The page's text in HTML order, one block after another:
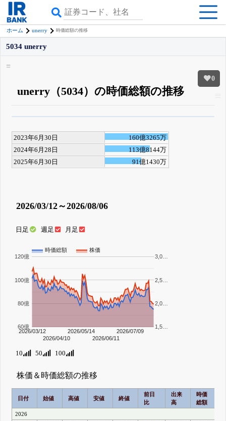
ホーム unerry 時価総額の推移
0
5034 unerry
unerry（5034）の時価総額の推移
詳しく見られる無料でβ版をはじめる
登録すると永久30%OFFと米株版の先行利用も付きます
2023年6月30日
160億3265万
2024年6月28日
113億8144万
2025年6月30日
91億1430万
2026/03/12～2026/08/06
日足 週足 月足
時価総額 株価
2026/03/12
2026/04/10
2026/05/14
2026/06/11
2026/07/09
60億
80億
100億
120億
1,5…
2,0…
2,5…
3,0…
10 50 100
株価＆時価総額の推移
日付 始値 高値 安値 終値
前日
比
出来
高
時価
総額
2026